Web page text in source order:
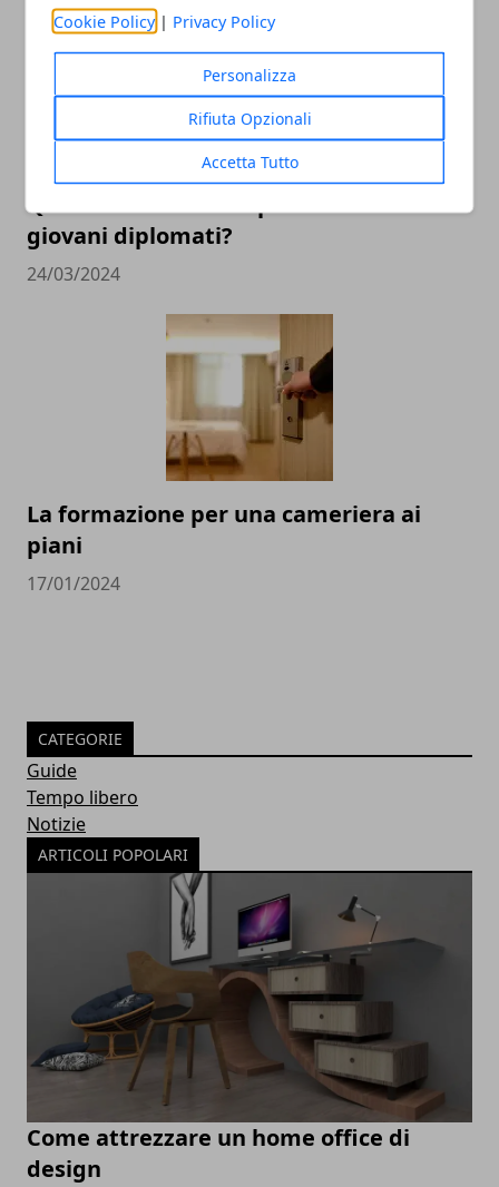
Cookie Policy | Privacy Policy
Personalizza
Rifiuta Opzionali
Accetta Tutto
Quali sono le facoltà più richieste dai
giovani diplomati?
24/03/2024
La formazione per una cameriera ai
piani
17/01/2024
CATEGORIE
Guide
Tempo libero
Notizie
ARTICOLI POPOLARI
Come attrezzare un home office di
design